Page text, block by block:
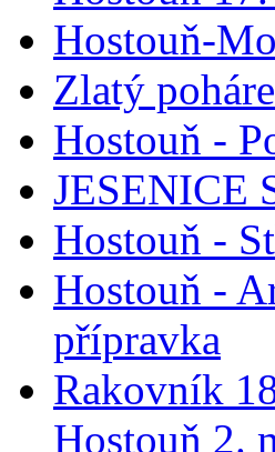
Hostouň-
Zlatý
Hostouň -
JESENICE
Hostouň -
Hostouň -
přípravka
Rakovník
Hostouň 2.